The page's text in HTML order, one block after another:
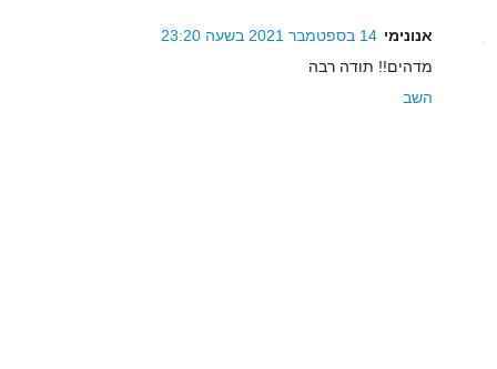
אנונימי 14 בספטמבר 2021 בשעה 23:20
מדהים!! תודה רבה
השב